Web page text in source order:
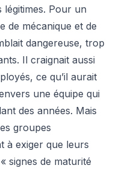
légitimes. Pour un
de mécanique et de
dangereuse, trop
Il craignait aussi
ce qu’il aurait
une équipe qui
des années. Mais
groupes
à exiger que leurs
signes de maturité